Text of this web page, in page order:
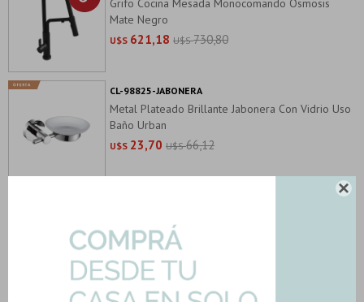

Grifo Cocina Mesada Monocomando Osmosis
Mate Negro
U$S 621,18 U$S 730,80
Metal Plateado Brillante Jabonera Con Vidrio Uso
Baño Urban
U$S 23,70 U$S 66,12
CL-98825-JABONERA
Clever
U$S 224,85 U$S